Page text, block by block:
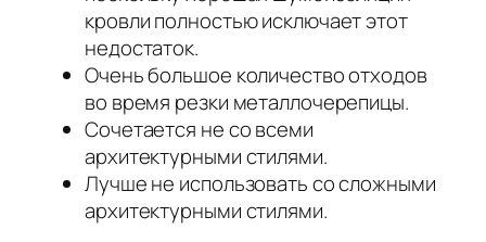
кровли полностью исключает этот
недостаток.
Очень большое количество отходов
во время резки металлочерепицы.
Сочетается не со всеми
архитектурными стилями.
Лучше не использовать со сложными
архитектурными стилями.